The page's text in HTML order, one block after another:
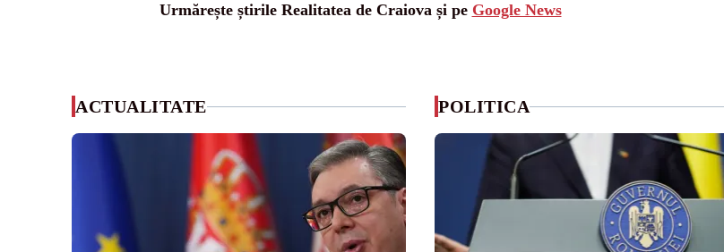
Urmărește știrile Realitatea de Craiova și pe Google News
ACTUALITATE POLITICA